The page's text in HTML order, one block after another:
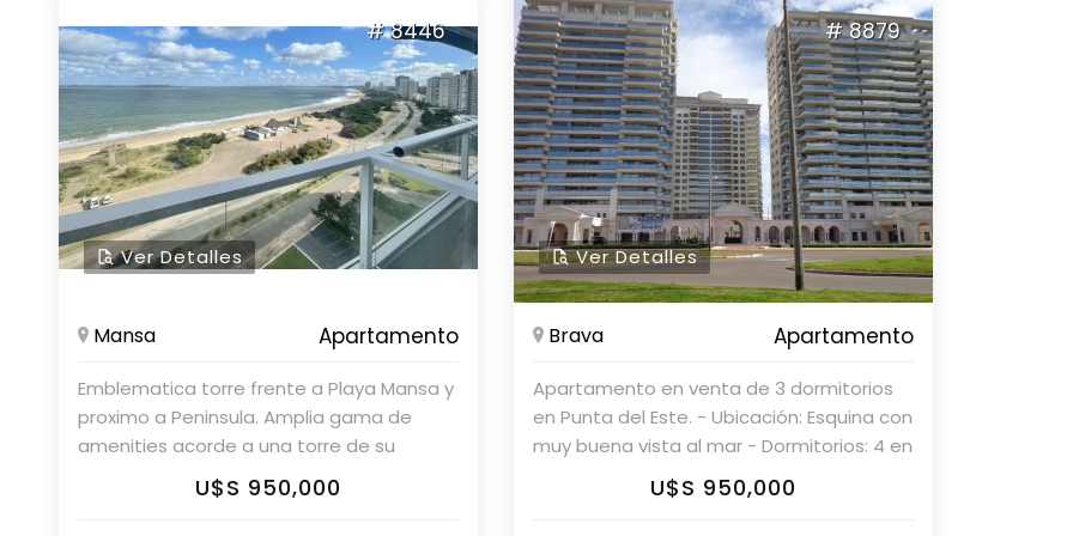
comedor. - Equipamiento completo
incluyendo lavadero, hidromasaje,
aparatos de gimnasio, WiFi, aire
acondicionado, TV, y más. - Superficie de
280 m2. Consulte con nuestros asesores
en Parolin & Asociados Propiedades
radiante y aire acondicionado *
Completamente equipado * Garaje doble
Una excelente opción para quienes
buscan confort, ubicación y vistas
privilegiadas. Parolin & Asociados
Propiedades Consulte con nuestros
asesores para más información.
# 8446
Ver Detalles
Mansa Apartamento
Emblematica torre frente a Playa Mansa y
proximo a Peninsula. Amplia gama de
amenities acorde a una torre de su
jerarquia. - Amplios ambientes. Piso alto. -
3 dormitorios en suite + toilette. - Living-
U$S 950,000
# 8879
Ver Detalles
Brava Apartamento
Apartamento en venta de 3 dormitorios
en Punta del Este. - Ubicación: Esquina con
muy buena vista al mar - Dormitorios: 4 en
suite - Sala de estar: Living comedor con
gran balcón terraza - Baños: 4 en suite + 1
U$S 950,000